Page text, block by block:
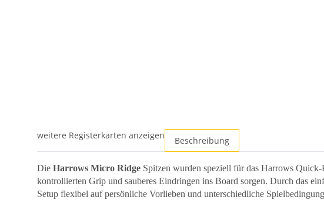
weitere Registerkarten anzeigen Beschreibung
Die Harrows Micro Ridge Spitzen wurden speziell für das Harrows
kontrollierten Grip und sauberes Eindringen ins Board sorgen. Durch das
Setup flexibel auf persönliche Vorlieben und unterschiedliche